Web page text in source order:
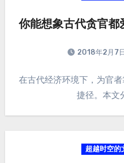
你能想象古代贪官都
2018年2月7
在古代经济环境下，为官
捷径。本文
超越时空的